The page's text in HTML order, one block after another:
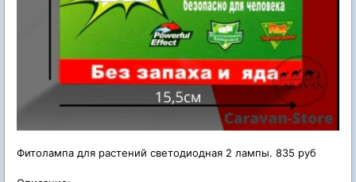
Фитолампа для растений светодиодная 2 лампы. 835 руб